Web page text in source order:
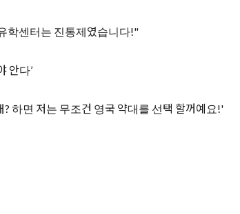
학센터는 진통제였습니다!"
안다’
? 하면 저는 무조건 영국 약대를 선택 할꺼예요!'